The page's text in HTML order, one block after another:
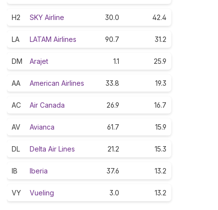
H2 SKY Airline 30.0 42.4
LA LATAM Airlines 90.7 31.2
DM Arajet 1.1 25.9
AA American Airlines 33.8 19.3
AC Air Canada 26.9 16.7
AV Avianca 61.7 15.9
DL Delta Air Lines 21.2 15.3
IB Iberia 37.6 13.2
VY Vueling 3.0 13.2